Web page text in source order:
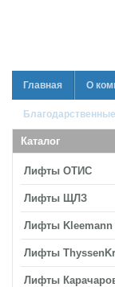
Главная О
Каталог
Лифты ОТИС
Лифты ЩЛЗ
Лифты Kleemann
Лифты
Лифты